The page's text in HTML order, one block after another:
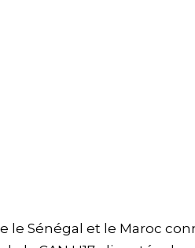
le Sénégal et le Maroc